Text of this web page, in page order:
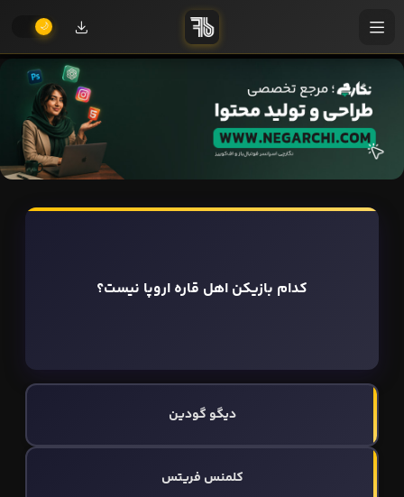
کدام بازیکن اهل قاره اروپا نیست؟
دیگو گودین
کلمنس فریتس